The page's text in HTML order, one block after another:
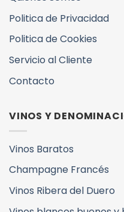
Politica de Privacidad
Politica de Cookies
Servicio al Cliente
Contacto
VINOS Y
Vinos Baratos
Champagne Francés
Vinos Ribera del Duero